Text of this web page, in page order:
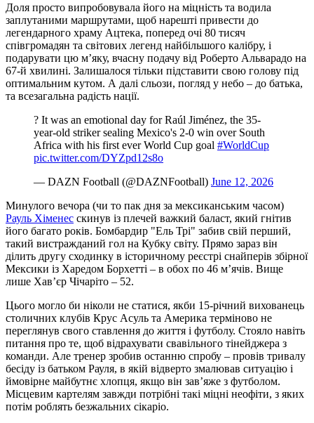
Доля просто випробовувала його на міцність та водила
заплутаними маршрутами, щоб нарешті привести до
легендарного храму Ацтека, поперед очі 80 тисяч
співгромадян та світових легенд найбільшого калібру, і
подарувати цю м’яку, вчасну подачу від Роберто Альварадо на
67-й хвилині. Залишалося тільки підставити свою голову під
оптимальним кутом. А далі сльози, погляд у небо – до батька,
та всезагальна радість нації.
? It was an emotional day for Raúl Jiménez, the 35-
year-old striker sealing Mexico's 2-0 win over South
Africa with his first ever World Cup goal #WorldCup
pic.twitter.com/DYZpd12s8o
— DAZN Football (@DAZNFootball) June 12, 2026
Минулого вечора (чи то пак дня за мексиканським часом)
Рауль Хіменес скинув із плечей важкий баласт, який гнітив
його багато років. Бомбардир "Ель Трі" забив свій перший,
такий вистражданий гол на Кубку світу. Прямо зараз він
ділить другу сходинку в історичному реєстрі снайперів збірної
Мексики із Харедом Борхетті – в обох по 46 м’ячів. Вище
лише Хав’єр Чічаріто – 52.
Цього могло би ніколи не статися, якби 15-річний вихованець
столичних клубів Крус Асуль та Америка терміново не
переглянув свого ставлення до життя і футболу. Стояло навіть
питання про те, щоб відрахувати свавільного тінейджера з
команди. Але тренер зробив останню спробу – провів тривалу
бесіду із батьком Рауля, в якій відверто змалював ситуацію і
ймовірне майбутнє хлопця, якщо він зав’яже з футболом.
Місцевим картелям завжди потрібні такі міцні неофіти, з яких
потім роблять безжальних сікаріо.